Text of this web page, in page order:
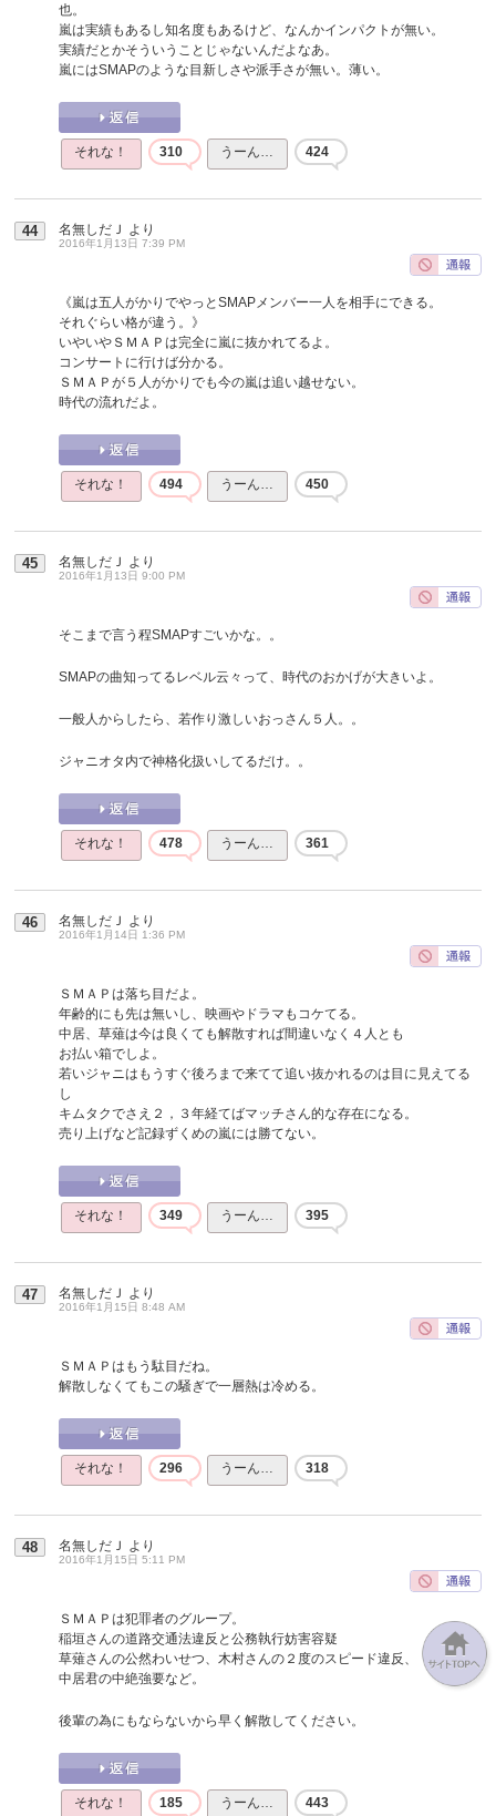
也。
嵐は実績もあるし知名度もあるけど、なんかインパクトが無い。
実績だとかそういうことじゃないんだよなあ。
嵐にはSMAPのような目新しさや派手さが無い。薄い。
それな！ 310 うーん… 424
44 名無しだＪ より
2016年1月13日 7:39 PM
《嵐は五人がかりでやっとSMAPメンバー一人を相手にできる。
それぐらい格が違う。》
いやいやＳＭＡＰは完全に嵐に抜かれてるよ。
コンサートに行けば分かる。
ＳＭＡＰが５人がかりでも今の嵐は追い越せない。
時代の流れだよ。
それな！ 494 うーん… 450
45 名無しだＪ より
2016年1月13日 9:00 PM
そこまで言う程SMAPすごいかな。。
SMAPの曲知ってるレベル云々って、時代のおかげが大きいよ。
一般人からしたら、若作り激しいおっさん５人。。
ジャニオタ内で神格化扱いしてるだけ。。
それな！ 478 うーん… 361
46 名無しだＪ より
2016年1月14日 1:36 PM
ＳＭＡＰは落ち目だよ。
年齢的にも先は無いし、映画やドラマもコケてる。
中居、草薙は今は良くても解散すれば間違いなく４人とも
お払い箱でしよ。
若いジャニはもうすぐ後ろまで来てて追い抜かれるのは目に見えてる
し
キムタクでさえ２，３年経てばマッチさん的な存在になる。
売り上げなど記録ずくめの嵐には勝てない。
それな！ 349 うーん… 395
47 名無しだＪ より
2016年1月15日 8:48 AM
ＳＭＡＰはもう駄目だね。
解散しなくてもこの騒ぎで一層熱は冷める。
それな！ 296 うーん… 318
48 名無しだＪ より
2016年1月15日 5:11 PM
ＳＭＡＰは犯罪者のグループ。
稲垣さんの道路交通法違反と公務執行妨害容疑
草薙さんの公然わいせつ、木村さんの２度のスピード違反、
中居君の中絶強要など。
後輩の為にもならないから早く解散してください。
それな！ 185 うーん… 443